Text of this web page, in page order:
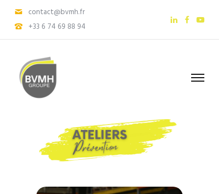
contact@bvmh.fr
+33 6 74 69 88 94